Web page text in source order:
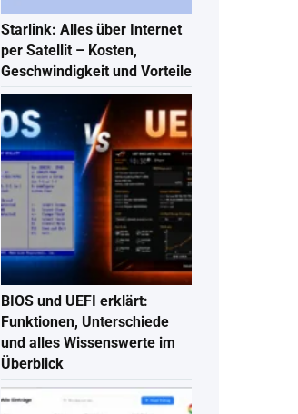
Starlink: Alles über Internet
per Satellit – Kosten,
Geschwindigkeit und Vorteile
BIOS und UEFI erklärt:
Funktionen, Unterschiede
und alles Wissenswerte im
Überblick